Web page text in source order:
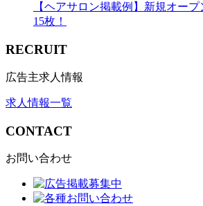
【ヘアサロン掲載例】新規オー
15枚！
RECRUIT
広告主求人情報
求人情報一覧
CONTACT
お問い合わせ